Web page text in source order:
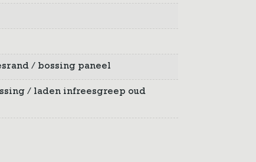
/ bossing paneel
/ laden infreesgreep oud